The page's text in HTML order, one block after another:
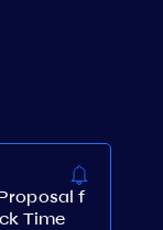
f
Time